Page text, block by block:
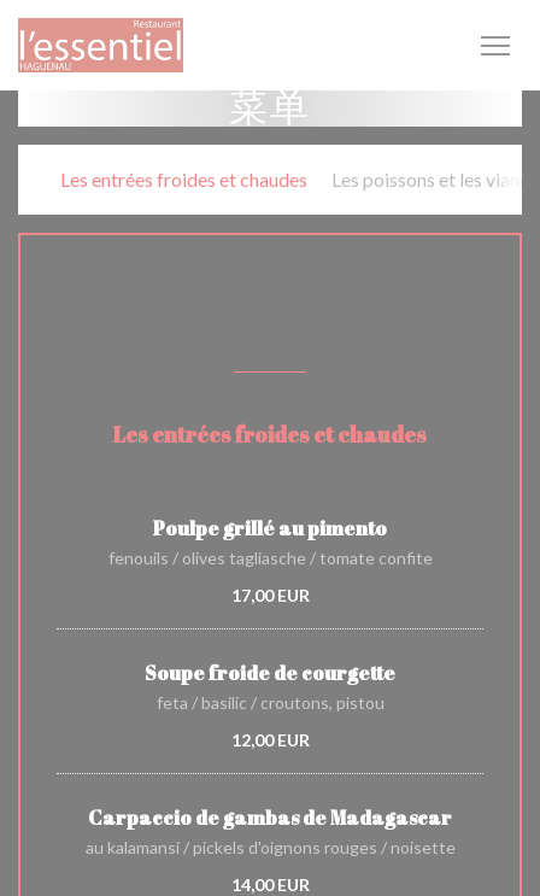
Cookie管理面板
菜单
Les entrées froides et chaudes Les poissons et les
Les entrées froides et chaudes
Poulpe grillé au pimento
fenouils / olives tagliasche / tomate confite
17,00 EUR
Soupe froide de courgette
feta / basilic / croutons, pistou
12,00 EUR
Carpaccio de gambas de Madagascar
au kalamansi / pickels d'oignons rouges / noisette
14,00 EUR